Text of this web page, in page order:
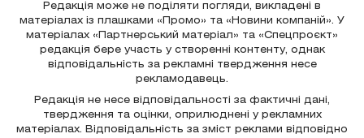
Редакція може не поділяти погляди, викладені в
матеріалах із плашками «Промо» та «Новини компаній». У
матеріалах «Партнерський матеріал» та «Спецпроєкт»
редакція бере участь у створенні контенту, однак
відповідальність за рекламні твердження несе
рекламодавець.
Редакція не несе відповідальності за фактичні дані,
твердження та оцінки, оприлюднені у рекламних
матеріалах. Відповідальність за зміст реклами відповідно